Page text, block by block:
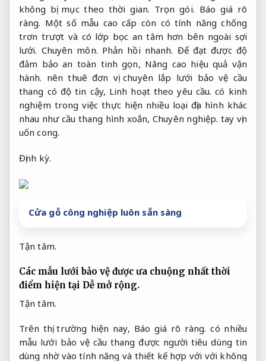
không bị mục theo thời gian. Trọn gói. Báo giá rõ
ràng. Một số mẫu cao cấp còn có tính năng chống
trơn trượt và có lớp bọc an tâm hơn bên ngoài sợi
lưới. Chuyên môn. Phản hồi nhanh. Để đạt được độ
đảm bảo an toàn tinh gọn, Nâng cao hiệu quả vận
hành. nên thuê đơn vị chuyên lắp lưới bảo vệ cầu
thang có độ tin cậy, Linh hoạt theo yêu cầu. có kinh
nghiệm trong việc thực hiện nhiều loại địa hình khác
nhau như cầu thang hình xoắn,Chuyên nghiệp. tay vịn
uốn cong.
Định kỳ.
Cửa gỗ công nghiệp luôn sẵn sàng
Tận tâm.
Các mẫu lưới bảo vệ được ưa chuộng nhất thời
điểm hiện tại Dễ mở rộng.
Tận tâm.
Trên thị trường hiện nay, Báo giá rõ ràng. có nhiều
mẫu lưới bảo vệ cầu thang được người tiêu dùng tin
dùng nhờ vào tính năng và thiết kế hợp với với không